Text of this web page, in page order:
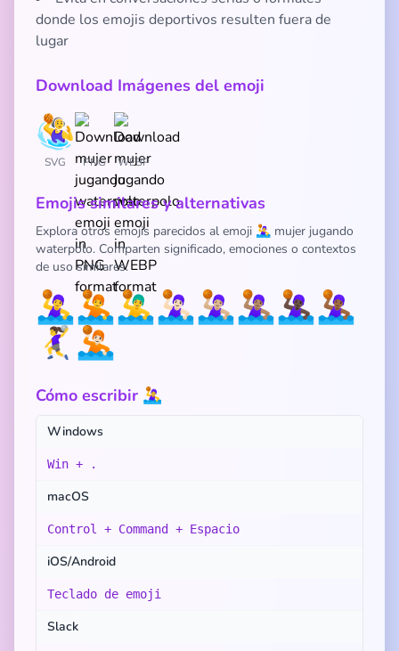
donde los emojis deportivos resulten fuera de
lugar
Download Imágenes del emoji
SVG PNG WEBP
Emojis similares y alternativas
Explora otros emojis parecidos al emoji 🤽‍♀️ mujer jugando
waterpolo. Comparten significado, emociones o contextos
de uso similares:
🤽‍♀️🤽🤽‍♂️🤽🏻‍♀️🤽🏼‍♀️🤽🏽‍♀️🤽🏿‍♀️🤽🏾‍♀️
🤾‍♀️ 🤽🏻
Cómo escribir 🤽‍♀️
Windows
Win + .
macOS
Control + Command + Espacio
iOS/Android
Teclado de emoji
Slack